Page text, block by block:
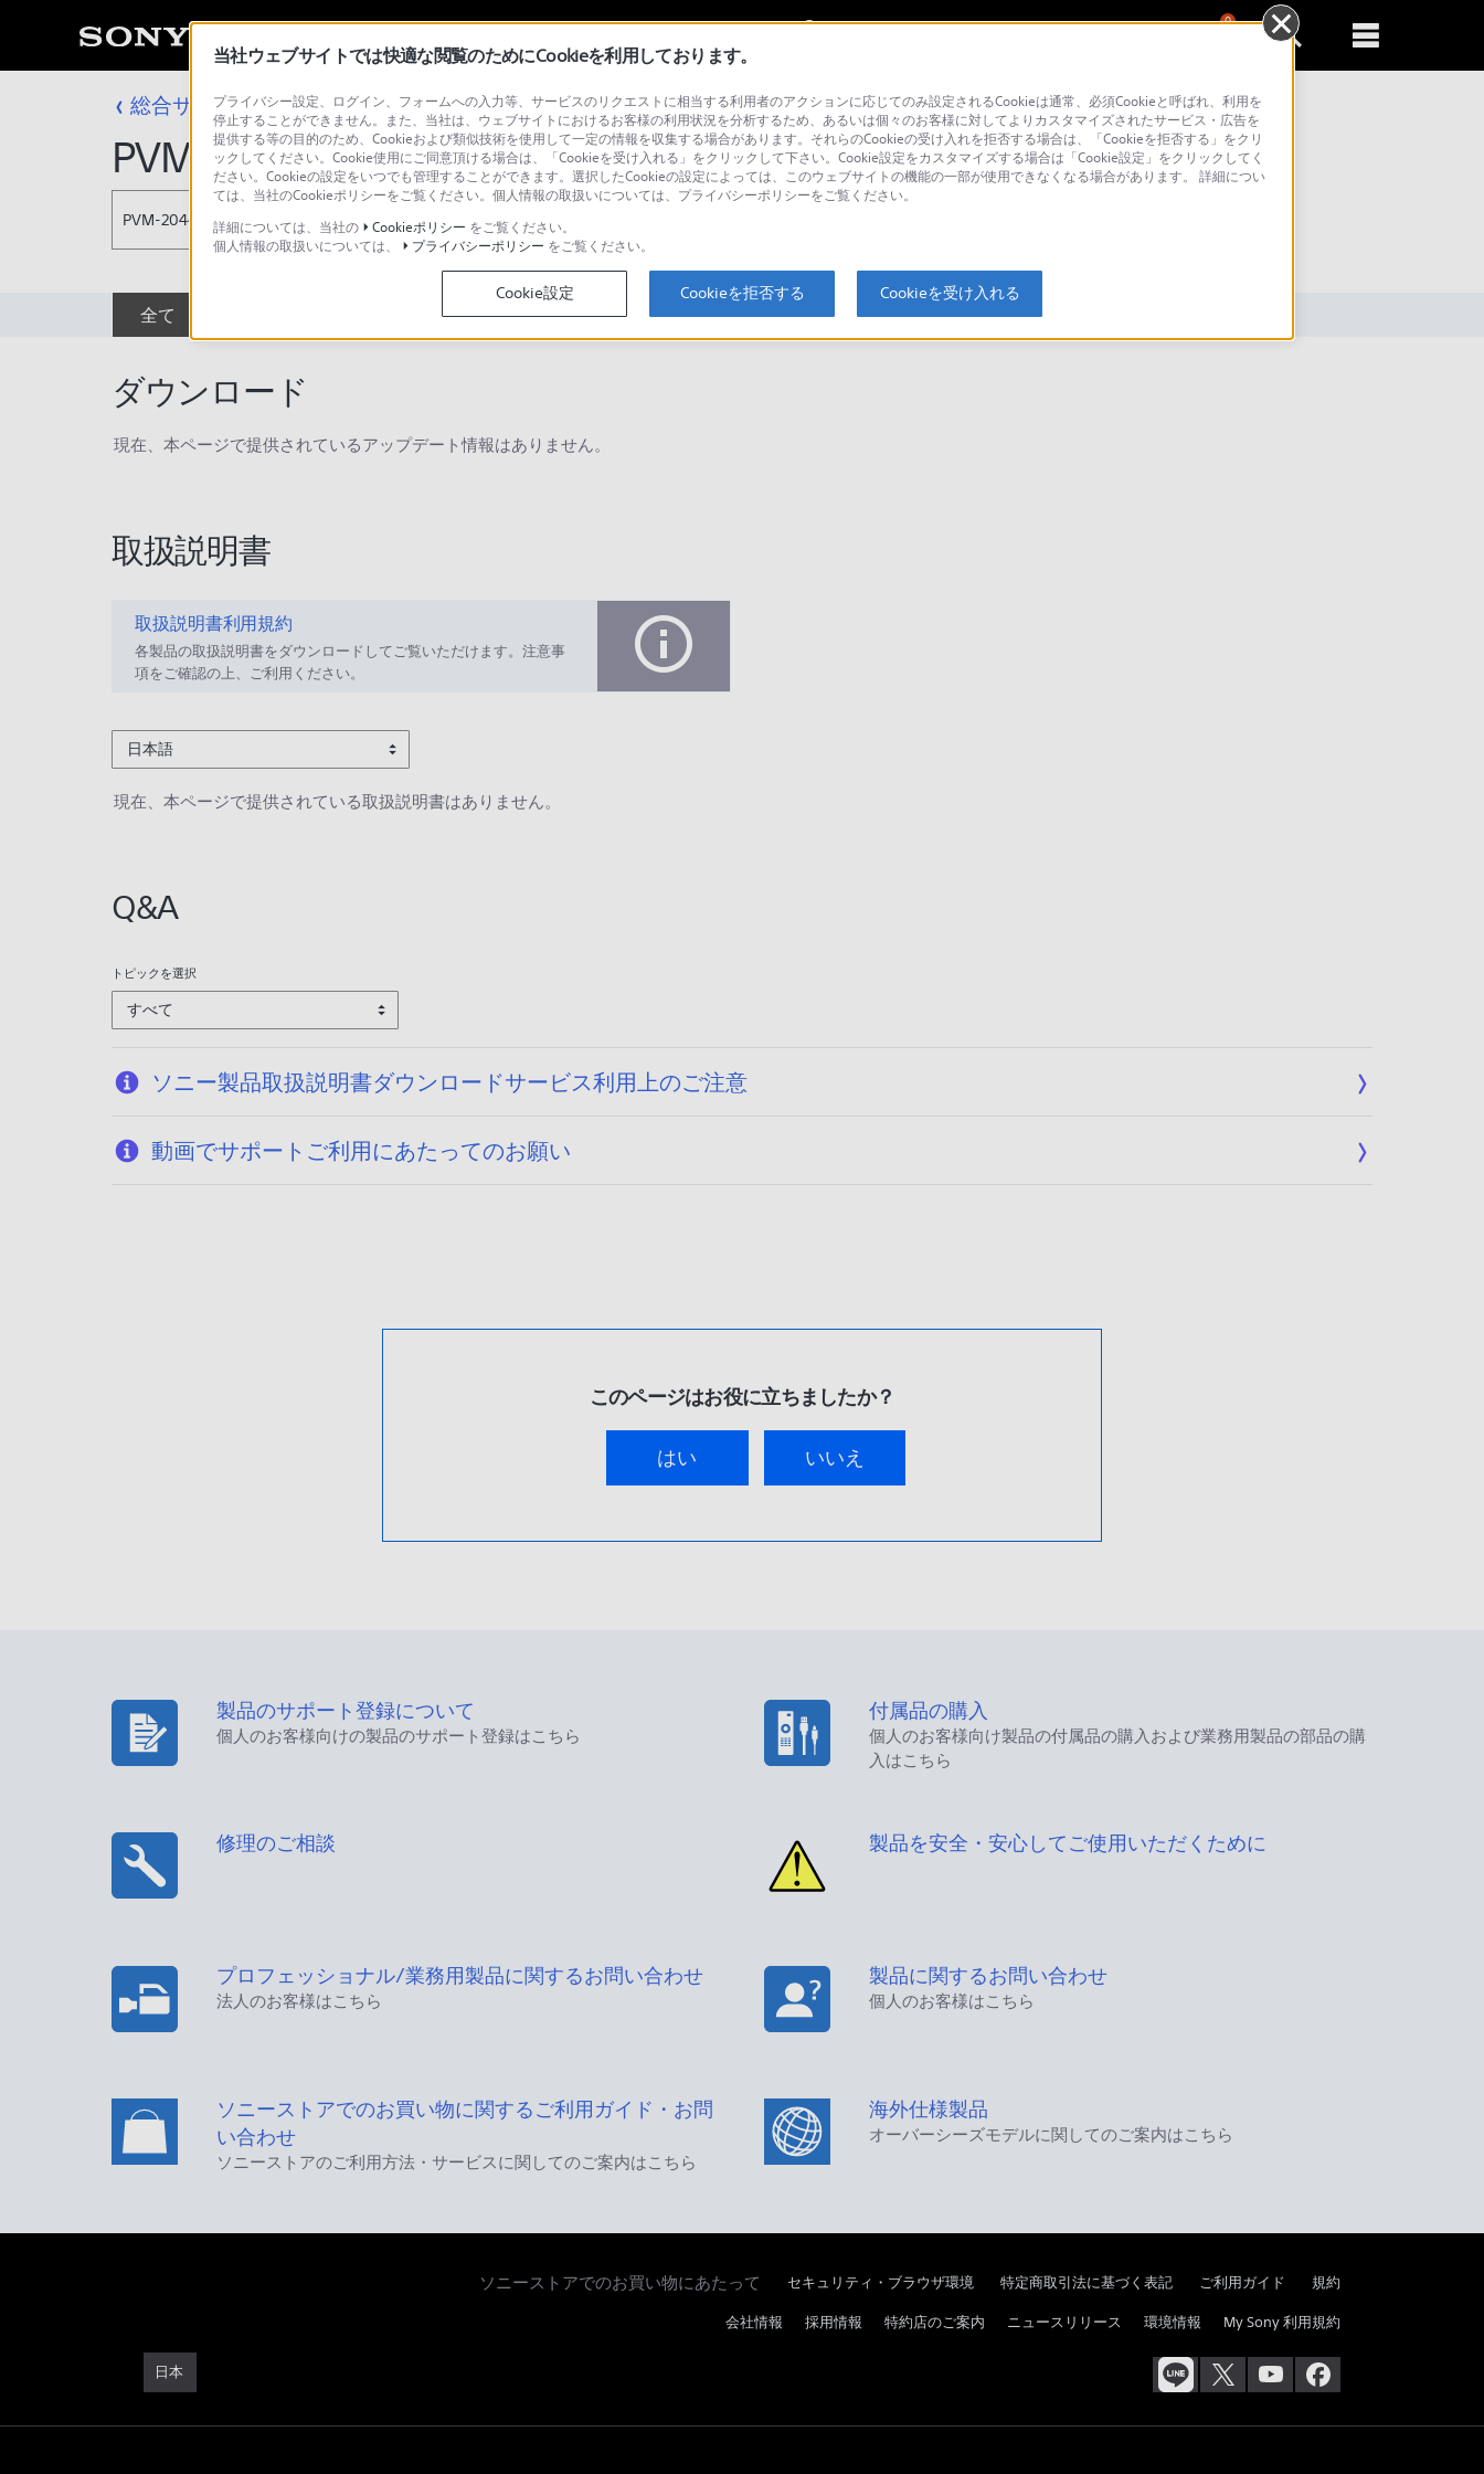
0
総合サポート・お問い合わせ プロフェッショナル／業務用
PVM-2044Q
PVM-2044Q
全て 取扱説明書 Q&A
ダウンロード
現在、本ページで提供されているアップデート情報はありません。
取扱説明書
取扱説明書利用規約
各製品の取扱説明書をダウンロードしてご覧いただけます。注意事
項をご確認の上、ご利用ください。
日本語
現在、本ページで提供されている取扱説明書はありません。
Q&A
トピックを選択
すべて
ソニー製品取扱説明書ダウンロードサービス利用上のご注意
動画でサポートご利用にあたってのお願い
このページはお役に立ちましたか？
はい いいえ
製品のサポート登録について
個人のお客様向けの製品のサポート登録はこちら
付属品の購入
個人のお客様向け製品の付属品の購入および業務用製品の部品の購
入はこちら
修理のご相談 製品を安全・安心してご使用いただくために
プロフェッショナル/業務用製品に関するお問い合わせ
法人のお客様はこちら
製品に関するお問い合わせ
個人のお客様はこちら
ソニーストアでのお買い物に関するご利用ガイド・お問
い合わせ
ソニーストアのご利用方法・サービスに関してのご案内はこちら
海外仕様製品
オーバーシーズモデルに関してのご案内はこちら
ソニーストアでのお買い物にあたって セキュリティ・ブラウザ環境 特定商取引法に基づく表記 ご利用ガイド 規約
日本
会社情報 採用情報 特約店のご案内 ニュースリリース 環境情報 My Sony 利用規約
当社ウェブサイトでは快適な閲覧のためにCookieを利用しております。
プライバシー設定、ログイン、フォームへの入力等、サービスのリクエストに相当する利用者のアクションに応じてのみ設定されるCookieは通常、必須Cookieと呼ばれ、利用を
停止することができません。また、当社は、ウェブサイトにおけるお客様の利用状況を分析するため、あるいは個々のお客様に対してよりカスタマイズされたサービス・広告を
提供する等の目的のため、Cookieおよび類似技術を使用して一定の情報を収集する場合があります。それらのCookieの受け入れを拒否する場合は、「Cookieを拒否する」をクリ
ックしてください。Cookie使用にご同意頂ける場合は、「Cookieを受け入れる」をクリックして下さい。Cookie設定をカスタマイズする場合は「Cookie設定」をクリックしてく
ださい。Cookieの設定をいつでも管理することができます。選択したCookieの設定によっては、このウェブサイトの機能の一部が使用できなくなる場合があります。 詳細につい
ては、当社のCookieポリシーをご覧ください。個人情報の取扱いについては、プライバシーポリシーをご覧ください。
詳細については、当社の
Cookieポリシー をご覧ください。
個人情報の取扱いについては、
プライバシーポリシー をご覧ください。
Cookie設定 Cookieを拒否する Cookieを受け入れる